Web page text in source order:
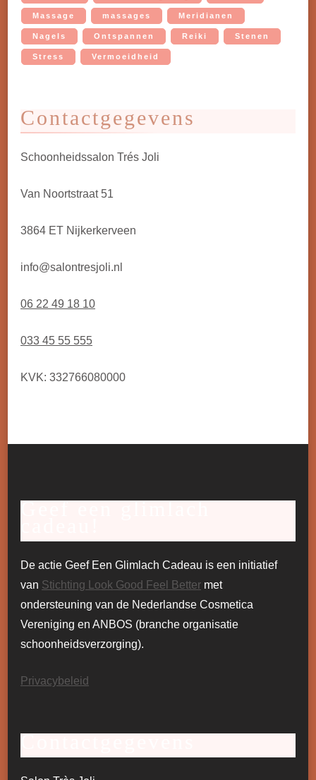
Massage massages Meridianen
Nagels Ontspannen Reiki Stenen
Stress Vermoeidheid
Contactgegevens
Schoonheidssalon Trés Joli
Van Noortstraat 51
3864 ET Nijkerkerveen
info@salontresjoli.nl
06 22 49 18 10
033 45 55 555
KVK: 332766080000
Geef een glimlach
De actie Geef Een Glimlach Cadeau is een initiatief
van Stichting Look Good Feel Better met
ondersteuning van de Nederlandse Cosmetica
Vereniging en ANBOS (branche organisatie
schoonheidsverzorging).
Privacybeleid
Contactgegevens